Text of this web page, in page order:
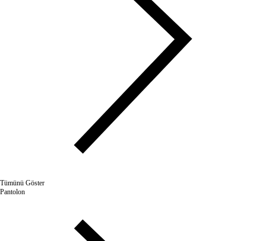
Tümünü Göster
Pantolon